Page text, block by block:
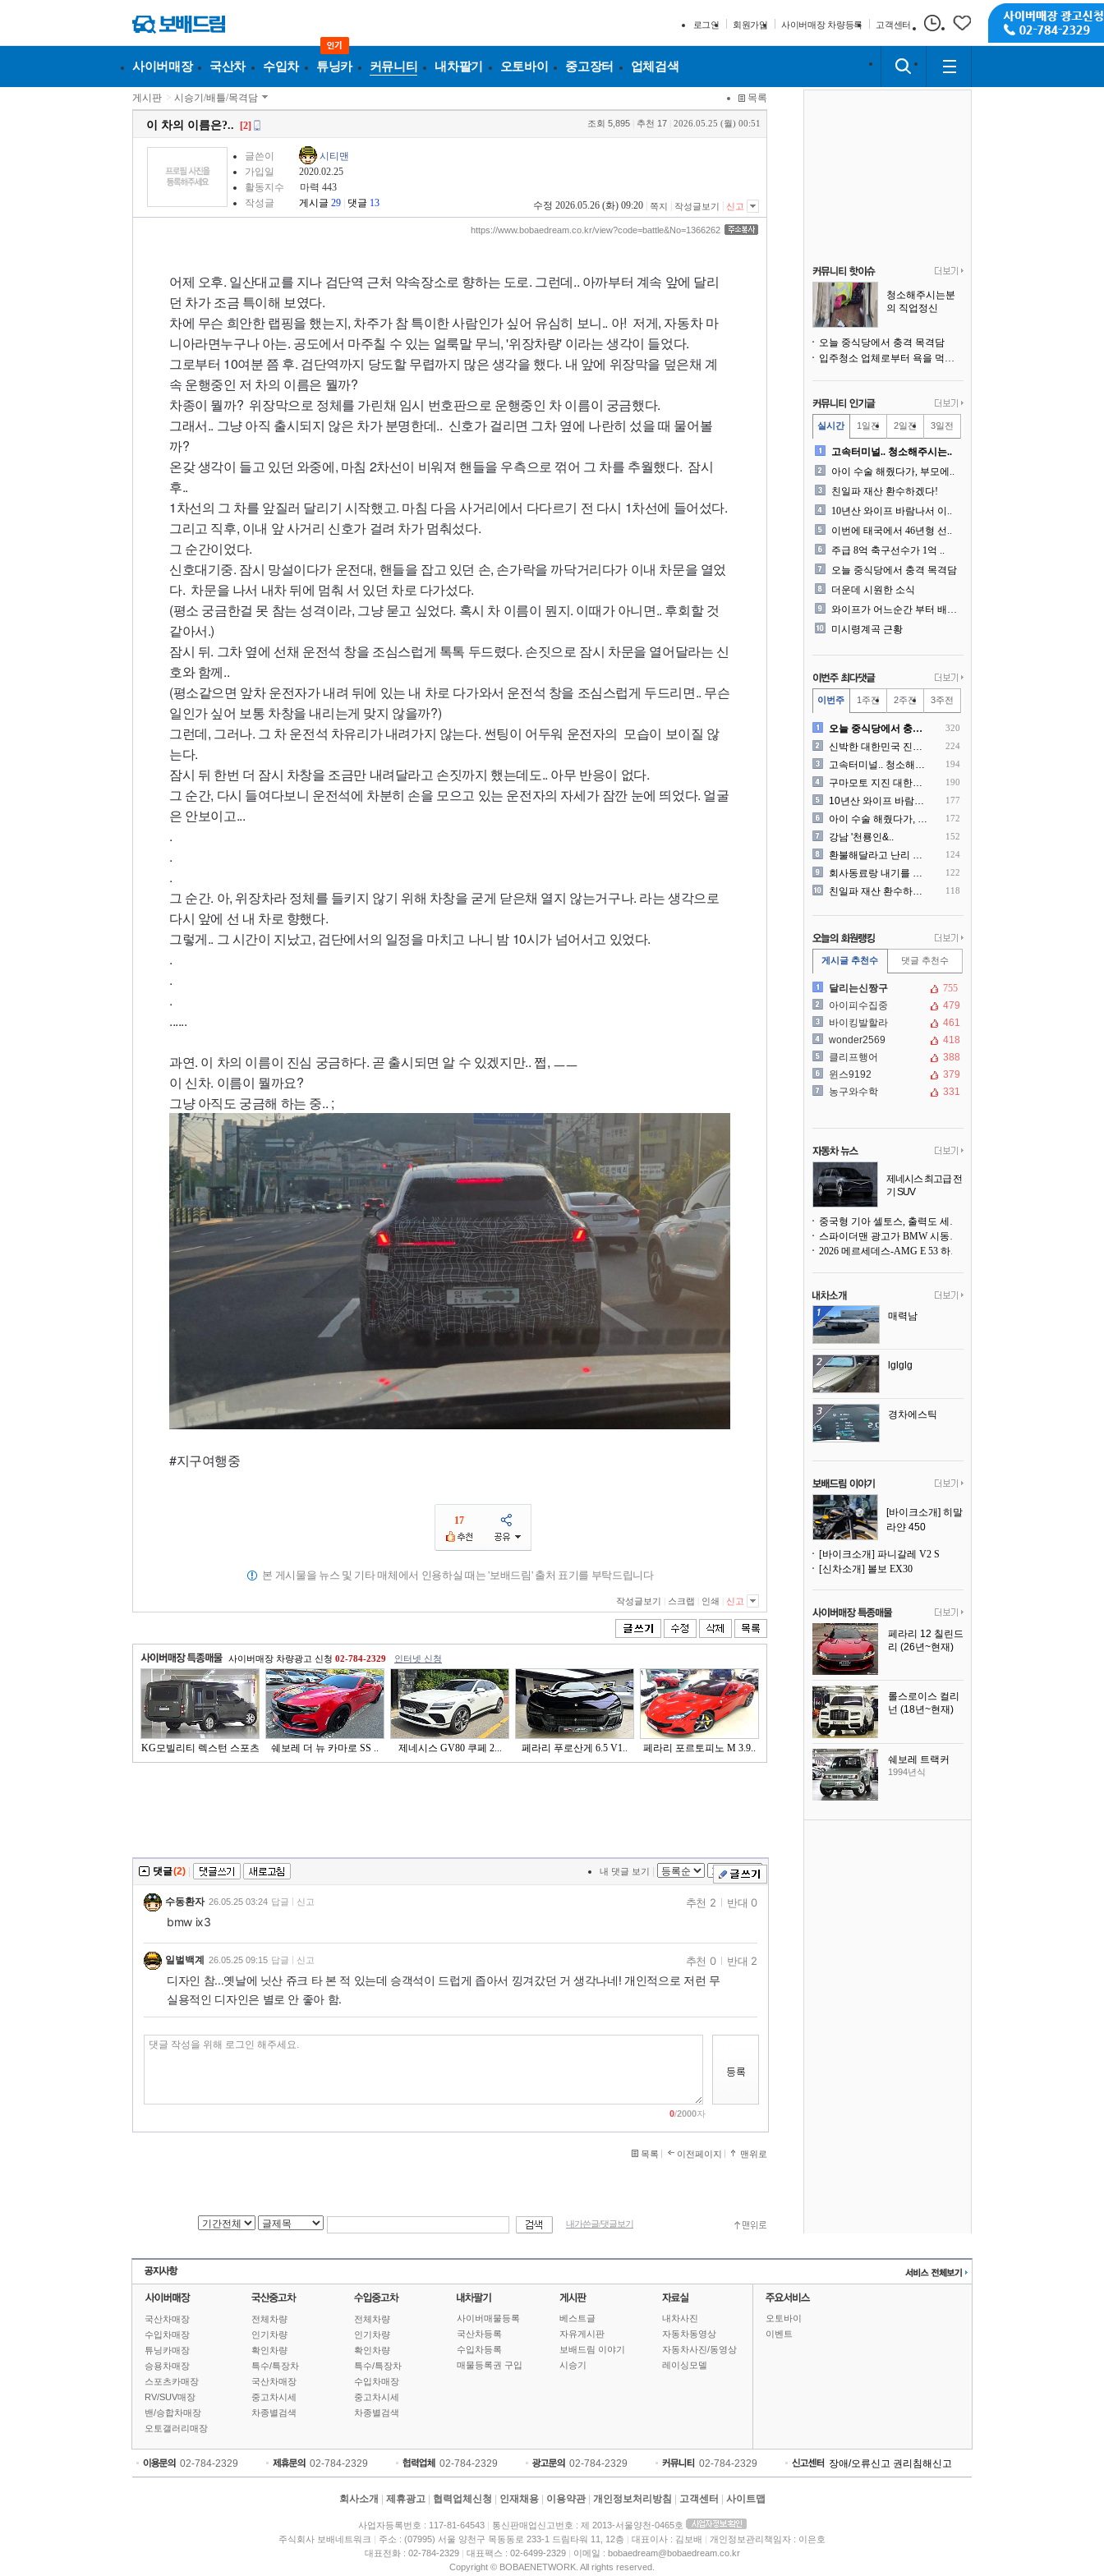
로그인 회원가입 사이버매장 차량등록 고객센터
사이버매장 국산차 수입차 튜닝카 커뮤니티 내차팔기 오토바이 중고장터 업체검색
게시판 > 시승기/배틀/목격담 목록
이 차의 이름은?.. [2] 조회 5,895 추천 17 2026.05.25 (월) 00:51
글쓴이
시티맨
가입일
2020.02.25
활동지수
마력 443
작성글
게시글 29 댓글 13 수정 2026.05.26 (화) 09:20 쪽지 작성글보기 신고
https://www.bobaedream.co.kr/view?code=battle&No=1366262
어제 오후. 일산대교를 지나 검단역 근처 약속장소로 향하는 도로. 그런데.. 아까부터 계속 앞에 달리
던 차가 조금 특이해 보였다.
차에 무슨 희안한 랩핑을 했는지, 차주가 참 특이한 사람인가 싶어 유심히 보니.. 아! 저게, 자동차 마
니아라면누구나 아는. 공도에서 마주칠 수 있는 얼룩말 무늬, '위장차량' 이라는 생각이 들었다.
그로부터 10여분 쯤 후. 검단역까지 당도할 무렵까지 많은 생각을 했다. 내 앞에 위장막을 덮은채 계
속 운행중인 저 차의 이름은 뭘까?
차종이 뭘까? 위장막으로 정체를 가린채 임시 번호판으로 운행중인 차 이름이 궁금했다.
그래서.. 그냥 아직 출시되지 않은 차가 분명한데.. 신호가 걸리면 그차 옆에 나란히 섰을 때 물어볼
까?
온갖 생각이 들고 있던 와중에, 마침 2차선이 비워져 핸들을 우측으로 꺾어 그 차를 추월했다. 잠시
후..
1차선의 그 차를 앞질러 달리기 시작했고. 마침 다음 사거리에서 다다르기 전 다시 1차선에 들어섰다.
그리고 직후, 이내 앞 사거리 신호가 걸려 차가 멈춰섰다.
그 순간이었다.
신호대기중. 잠시 망설이다가 운전대, 핸들을 잡고 있던 손, 손가락을 까닥거리다가 이내 차문을 열었
다. 차문을 나서 내차 뒤에 멈춰 서 있던 차로 다가섰다.
(평소 궁금한걸 못 참는 성격이라, 그냥 묻고 싶었다. 혹시 차 이름이 뭔지. 이때가 아니면.. 후회할 것
같아서.)
잠시 뒤. 그차 옆에 선채 운전석 창을 조심스럽게 톡톡 두드렸다. 손짓으로 잠시 차문을 열어달라는 신
호와 함께..
(평소같으면 앞차 운전자가 내려 뒤에 있는 내 차로 다가와서 운전석 창을 조심스럽게 두드리면.. 무슨
일인가 싶어 보통 차창을 내리는게 맞지 않을까?)
그런데, 그러나. 그 차 운전석 차유리가 내려가지 않는다. 썬팅이 어두워 운전자의 모습이 보이질 않
는다.
잠시 뒤 한번 더 잠시 차창을 조금만 내려달라고 손짓까지 했는데도.. 아무 반응이 없다.
그 순간, 다시 들여다보니 운전석에 차분히 손을 모으고 있는 운전자의 자세가 잠깐 눈에 띄었다. 얼굴
은 안보이고...
.
.
.
그 순간. 아, 위장차라 정체를 들키지 않기 위해 차창을 굳게 닫은채 열지 않는거구나. 라는 생각으로
다시 앞에 선 내 차로 향했다.
그렇게.. 그 시간이 지났고, 검단에서의 일정을 마치고 나니 밤 10시가 넘어서고 있었다.
.
.
.
......
과연. 이 차의 이름이 진심 궁금하다. 곧 출시되면 알 수 있겠지만.. 쩝, ㅡㅡ
이 신차. 이름이 뭘까요?
그냥 아직도 궁금해 하는 중.. ;
#지구여행중
17
본 게시물을 뉴스 및 기타 매체에서 인용하실 때는 '보배드림' 출처 표기를 부탁드립니다
작성글보기 스크랩 인쇄 신고
사이버매장 차량광고 신청 02-784-2329 인터넷 신청
KG모빌리티 렉스턴 스포츠
쉐보레 더 뉴 카마로 SS .. 제네시스 GV80 쿠페 2... 페라리 푸로산게 6.5 V1.. 페라리 포르토피노 M 3.9..
댓글(2) | 내 댓글 보기 |
수동환자 26.05.25 03:24 답글 신고
bmw ix3
추천 2 반대 0
일벌백계 26.05.25 09:15 답글 신고
디자인 참...옛날에 닛산 쥬크 타 본 적 있는데 승객석이 드럽게 좁아서 낑겨갔던 거 생각나네! 개인적으로 저런 무
실용적인 디자인은 별로 안 좋아 함.
추천 0 반대 2
0/2000자
목록 이전페이지 맨위로
내가쓴글/댓글보기
청소해주시는분
의 직업정신
오늘 중식당에서 충격 목격담
입주청소 업체로부터 욕을 먹고 있습니다
실시간 1일전 2일전 3일전
고속터미널.. 청소해주시는..
아이 수술 해줬다가, 부모에..
친일파 재산 환수하겠다!
10년산 와이프 바람나서 이..
이번에 태국에서 46년형 선..
주급 8억 축구선수가 1억 ..
오늘 중식당에서 충격 목격담
더운데 시원한 소식
와이프가 어느순간 부터 배달..
미시령계곡 근황
이번주 1주전 2주전 3주전
오늘 중식당에서 충격 목격담 320
신박한 대한민국 진상 근황 224
고속터미널.. 청소해주시는.. 194
구마모토 지진 대한항공 생수.. 190
10년산 와이프 바람나서 이.. 177
아이 수술 해줬다가, 부모에.. 172
강남 '천룡인&.. 152
환불해달라고 난리 난 미국 .. 124
회사동료랑 내기를 했습니다 122
친일파 재산 환수하겠다! 118
게시글 추천수 댓글 추천수
달리는신짱구
755
아이피수집중
479
바이킹발할라
461
wonder2569
418
클리프행어
388
윈스9192
379
농구와수학
331
제네시스 최고급 전
기 SUV
중국형 기아 셀토스, 출력도 세지고 27인치 초대형 디스플레이까지
스파이더맨 광고가 BMW 시동화면을 점령하다, 오너들은 불만
2026 메르세데스-AMG E 53 하이브리드 왜건 시승기
매력남
lglglg
경차에스틱
[바이크소개] 히말
라얀 450
[바이크소개] 파니갈레 V2 S
[신차소개] 볼보 EX30
페라리 12 칠린드
리 (26년~현재)
롤스로이스 컬리
넌 (18년~현재)
쉐보레 트랙커
1994년식
국산차매장
수입차매장
튜닝카매장
승용차매장
스포츠카매장
RV/SUV매장
밴/승합차매장
오토갤러리매장
전체차량
인기차량
확인차량
특수/특장차
국산차매장
중고차시세
차종별검색
전체차량
인기차량
확인차량
특수/특장차
수입차매장
중고차시세
차종별검색
사이버매물등록
국산차등록
수입차등록
매물등록권 구입
베스트글
자유게시판
보배드림 이야기
시승기
내차사진
자동차동영상
자동차사진/동영상
레이싱모델
오토바이
이벤트
02-784-2329 02-784-2329 02-784-2329 02-784-2329 02-784-2329 장애/오류신고 권리침해신고
회사소개 | 제휴광고 | 협력업체신청 | 인재채용 | 이용약관 | 개인정보처리방침 | 고객센터 | 사이트맵
사업자등록번호 : 117-81-64543 | 통신판매업신고번호 : 제 2013-서울양천-0465호
주식회사 보배네트워크 | 주소 : (07995) 서울 양천구 목동동로 233-1 드림타워 11, 12층 | 대표이사 : 김보배 | 개인정보관리책임자 : 이은호
대표전화 : 02-784-2329 | 대표팩스 : 02-6499-2329 | 이메일 : bobaedream@bobaedream.co.kr
Copyright © BOBAENETWORK. All rights reserved.